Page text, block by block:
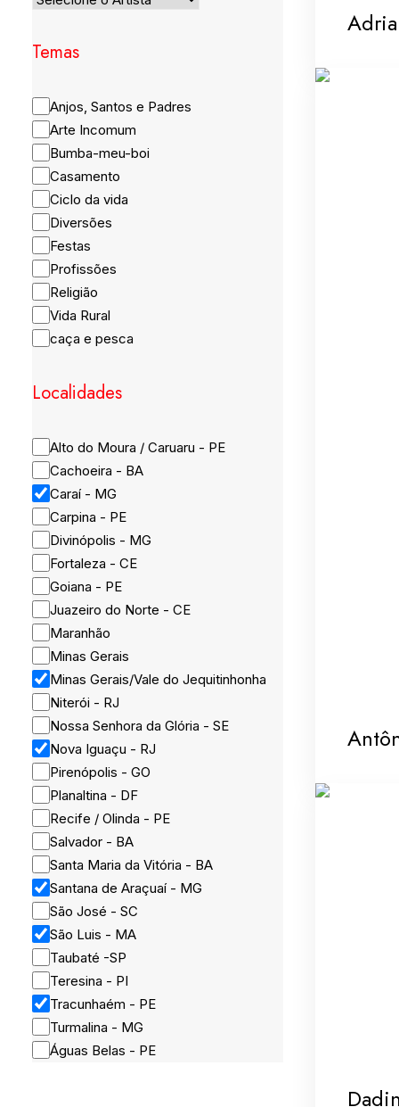
Temas
Anjos, Santos e Padres
Arte Incomum
Bumba-meu-boi
Casamento
Ciclo da vida
Diversões
Festas
Profissões
Religião
Vida Rural
caça e pesca
Localidades
Alto do Moura / Caruaru - PE
Cachoeira - BA
Caraí - MG
Carpina - PE
Divinópolis - MG
Fortaleza - CE
Goiana - PE
Juazeiro do Norte - CE
Maranhão
Minas Gerais
Minas Gerais/Vale do Jequitinhonha
Niterói - RJ
Nossa Senhora da Glória - SE
Nova Iguaçu - RJ
Pirenópolis - GO
Planaltina - DF
Recife / Olinda - PE
Salvador - BA
Santa Maria da Vitória - BA
Santana de Araçuaí - MG
São José - SC
São Luis - MA
Taubaté -SP
Teresina - PI
Tracunhaém - PE
Turmalina - MG
Águas Belas - PE